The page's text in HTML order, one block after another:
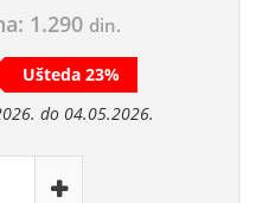
1.290 din.
Ušteda 23%
do 04.05.2026.